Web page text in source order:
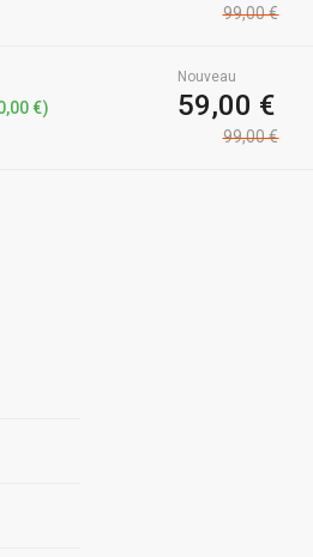
99,00 €
€)
Nouveau
59,00 €
99,00 €